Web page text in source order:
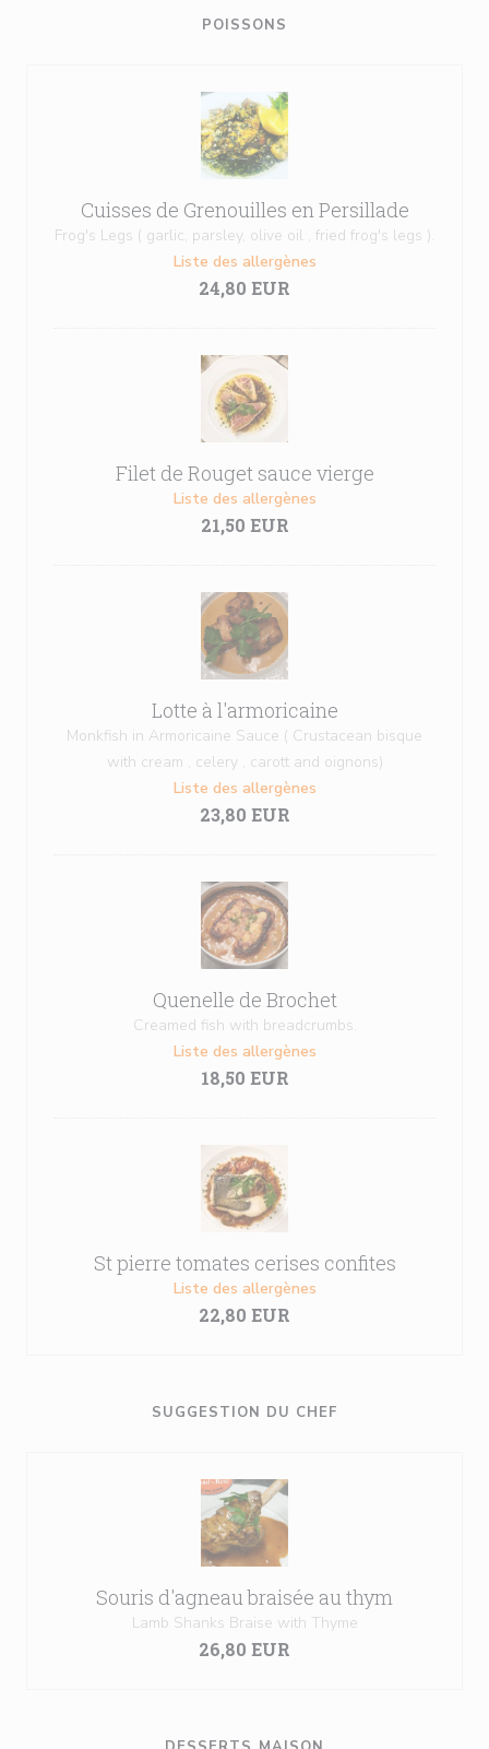
POISSONS
Cuisses de Grenouilles en Persillade
Frog's Legs ( garlic, parsley, olive oil , fried frog's legs ).
Liste des allergènes
24,80 EUR
Filet de Rouget sauce vierge
Liste des allergènes
21,50 EUR
Lotte à l'armoricaine
Monkfish in Armoricaine Sauce ( Crustacean bisque
with cream , celery , carott and oignons)
Liste des allergènes
23,80 EUR
Quenelle de Brochet
Creamed fish with breadcrumbs.
Liste des allergènes
18,50 EUR
St pierre tomates cerises confites
Liste des allergènes
22,80 EUR
SUGGESTION DU CHEF
Souris d'agneau braisée au thym
Lamb Shanks Braise with Thyme
26,80 EUR